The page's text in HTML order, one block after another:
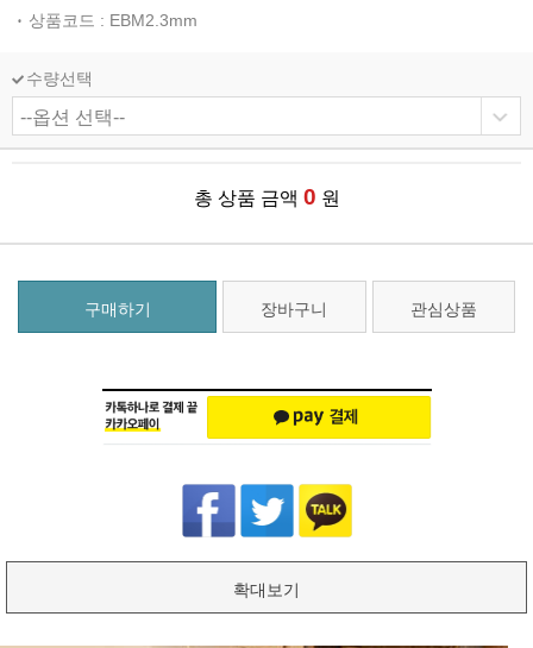
상품코드 : EBM2.3mm
수량선택
총 상품 금액 0 원
구매하기 장바구니 관심상품
확대보기